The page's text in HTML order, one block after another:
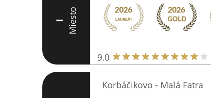
I Miesto
9.0
Korbáčikovo - Malá Fatra